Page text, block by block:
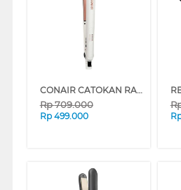
CONAIR CATOKAN RAMBUT DOUBLE CERAMIC HAIR STRAIGHTENER CS221ID
Rp709.000
Rp 499.000